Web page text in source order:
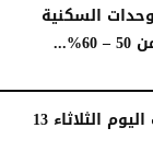
السكنية
أسعار الفضة بختام تعاملات اليوم الثلاثاء 13